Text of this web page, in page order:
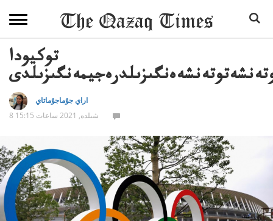
توكيودا
اراي جۇماجۇماتاي
8 شىلدە, 2021 ساعات 15:15